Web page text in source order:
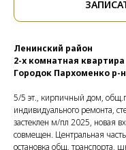
Ленинский район
2-х комнатная квартира
Городок Пархоменко р-
5/5 эт., кирпичный дом,
индивидуального ремонта,
застеклен м/пл 2025, новая
совмещен. Центральная
остановка общ. транспорта,